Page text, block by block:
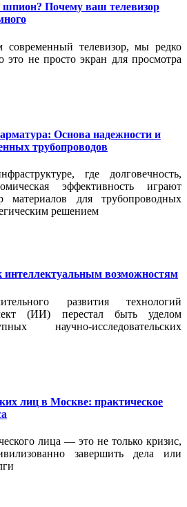
Почему ваш телевизор
современный телевизор, мы редко
это не просто экран для просмотра
Основа надежности и
трубопроводов
где долговечность,
эффективность играют
для трубопроводных
решением
интеллектуальным возможностям
развития технологий
(ИИ) перестал быть уделом
научно-исследовательских
лиц в Москве: практическое
лица — это не только кризис,
завершить дела или